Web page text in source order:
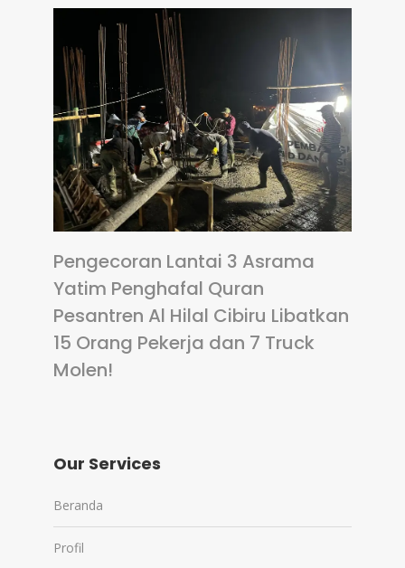
Pengecoran Lantai 3 Asrama
Yatim Penghafal Quran
Pesantren Al Hilal Cibiru Libatkan
15 Orang Pekerja dan 7 Truck
Molen!
Our Services
Beranda
Profil